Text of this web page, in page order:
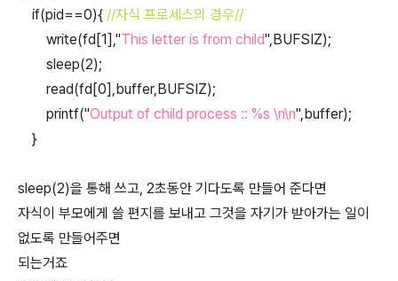
if(pid==0){ //자식 프로세스의 경우//
write(fd[1],"This letter is from child",BUFSIZ);
sleep(2);
read(fd[0],buffer,BUFSIZ);
printf("Output of child process :: %s \n\n",buffer);
}
sleep(2)을 통해 쓰고, 2초동안 기다도록 만들어 준다면
자식이 부모에게 쓸 편지를 보내고 그것을 자기가 받아가는 일이
없도록 만들어주면
되는거죠